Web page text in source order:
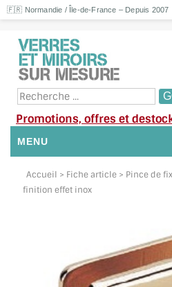
🇫🇷 Normandie / Île-de-France – Depuis 2007
Promotions, offres et
MENU
NOUS CONTACTER
SUIVI DE DEVIS
Accueil > Fiche article > Pince de
finition effet inox